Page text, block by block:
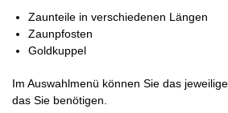
Zaunteile in verschiedenen Längen
Zaunpfosten
Goldkuppel
Im Auswahlmenü können Sie das
das Sie benötigen.